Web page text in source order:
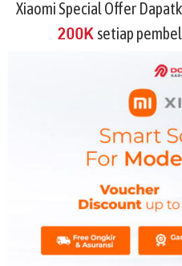
Xiaomi Special Offer
200K setiap